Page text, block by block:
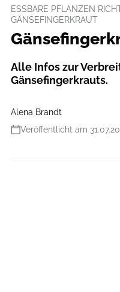
ESSBARE PFLANZEN
GÄNSEFINGERKRAUT
Alle Infos zur
Gänsefingerkrauts.
Alena Brandt
Veröffentlicht am